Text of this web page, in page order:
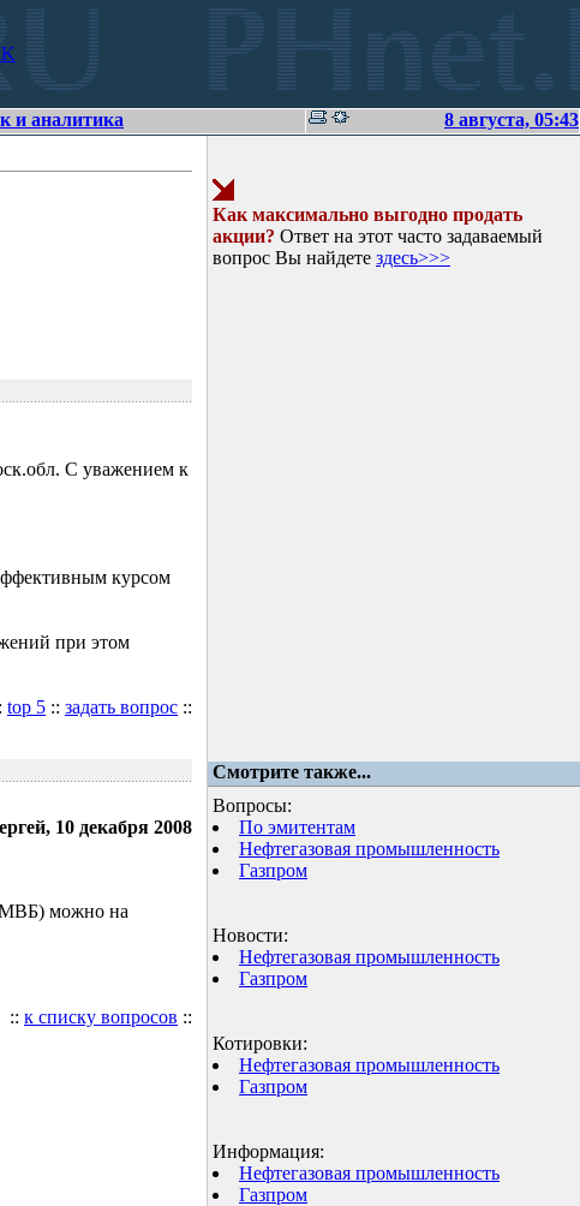
и аналитика 8 августа, 05:43
С уважением к
курсом
при этом
top 5 :: задать вопрос ::
Как максимально выгодно продать
акции? Ответ на этот часто задаваемый
вопрос Вы найдете здесь>>>
Смотрите также...
10 декабря 2008
можно на
:: к списку вопросов ::
Вопросы:
По эмитентам
Нефтегазовая промышленность
Газпром
Новости:
Нефтегазовая промышленность
Газпром
Котировки:
Нефтегазовая промышленность
Газпром
Информация:
Нефтегазовая промышленность
Газпром